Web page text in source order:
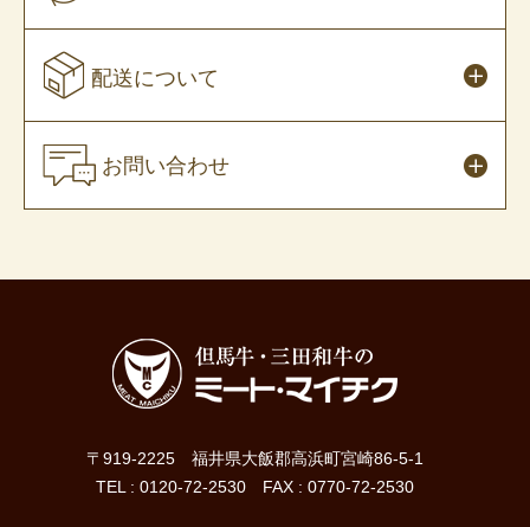
配送について
お問い合わせ
〒919-2225 福井県大飯郡高浜町宮崎86-5-1
TEL : 0120-72-2530 FAX : 0770-72-2530